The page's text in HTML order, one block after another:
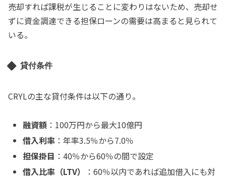
売却すれば課税が生じることに変わりはないため、売却せ
ずに資金調達できる担保ローンの需要は高まると見られて
いる。
貸付条件
CRYLの主な貸付条件は以下の通り。
融資額 ：100万円から最大10億円
借入利率 ：年率3.5％から7.0％
担保掛目 ：40％から60％の間で設定
借入比率（LTV）
：60％以内であれば追加借入にも対